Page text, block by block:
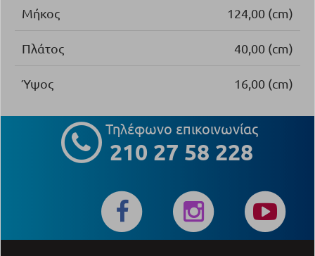
Μήκος 124,00 (cm)
Πλάτος 40,00 (cm)
Ύψος 16,00 (cm)
Τηλέφωνο επικοινωνίας
210 27 58 228